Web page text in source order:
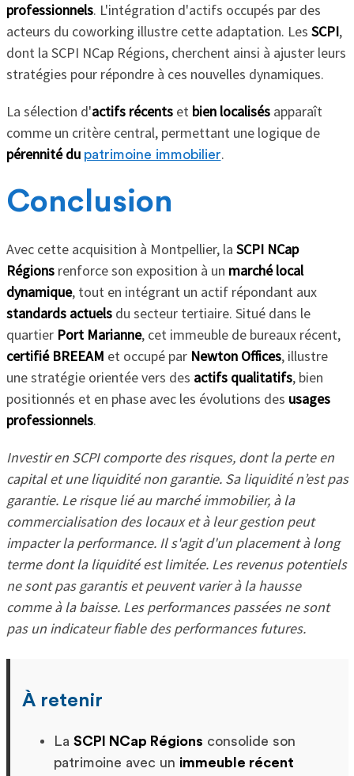
professionnels. L'intégration d'actifs occupés par des
acteurs du coworking illustre cette adaptation. Les SCPI,
dont la SCPI NCap Régions, cherchent ainsi à ajuster leurs
stratégies pour répondre à ces nouvelles dynamiques.
La sélection d'actifs récentset bien localisésapparaît
comme un critère central, permettant une logique de
pérennité du patrimoine immobilier.
Conclusion
Avec cette acquisition à Montpellier, la SCPI NCap
Régionsrenforce son exposition à un marché local
dynamique, tout en intégrant un actif répondant aux
standards actuelsdu secteur tertiaire. Situé dans le
quartier Port Marianne, cet immeuble de bureaux récent,
certifié BREEAM et occupé par Newton Offices, illustre
une stratégie orientée vers des actifs qualitatifs, bien
positionnés et en phase avec les évolutions des usages
professionnels.
Investir en SCPI comporte des risques, dont la perte en
capital et une liquidité non garantie. Sa liquidité n’est pas
garantie. Le risque lié au marché immobilier, à la
commercialisation des locaux et à leur gestion peut
impacter la performance. Il s'agit d'un placement à long
terme dont la liquidité est limitée. Les revenus potentiels
ne sont pas garantis et peuvent varier à la hausse
comme à la baisse. Les performances passées ne sont
pas un indicateur fiable des performances futures.
À retenir
La SCPI NCap Régions consolide son
patrimoine avec un immeuble récent